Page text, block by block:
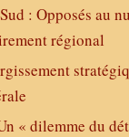
: Opposés au
régional
« dilemme du